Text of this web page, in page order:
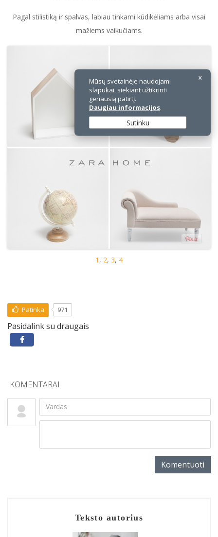
Pagal stilistiką ir spalvas, labiau tinkami kūdikėliams arba visai
mažiems vaikučiams.
1 , 2, 3, 4
Patinka 971
Pasidalink su draugais
KOMENTARAI
Komentuoti
Teksto autorius
Mūsų svetainėje naudojami
slapukai, siekiant užtikrinti
geriausią patirtį.
Daugiau informacijos.
Sutinku